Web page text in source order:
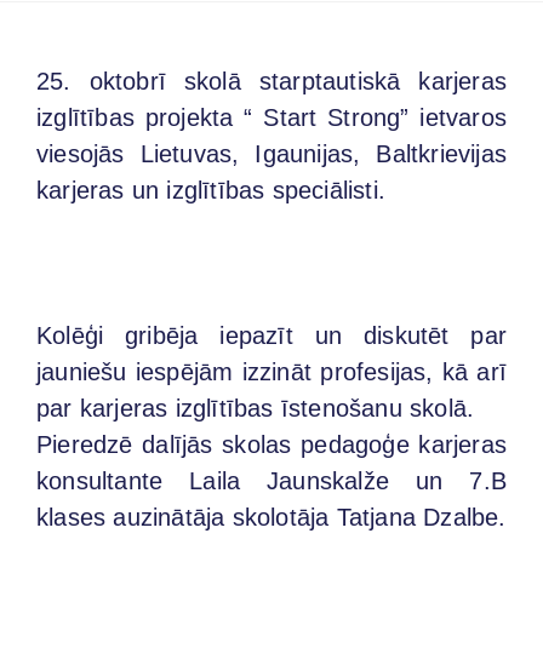
25. oktobrī skolā starptautiskā karjeras
izglītības projekta “ Start Strong” ietvaros
viesojās Lietuvas, Igaunijas, Baltkrievijas
karjeras un izglītības speciālisti.
Kolēģi gribēja iepazīt un diskutēt par
jauniešu iespējām izzināt profesijas, kā arī
par karjeras izglītības īstenošanu skolā.
Pieredzē dalījās skolas pedagoģe karjeras
konsultante Laila Jaunskalže un 7.B
klases auzinātāja skolotāja Tatjana Dzalbe.